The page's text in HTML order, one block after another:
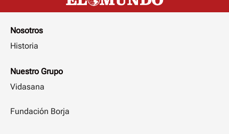
Nosotros
Historia
Nuestro Grupo
Vidasana
Fundación Borja